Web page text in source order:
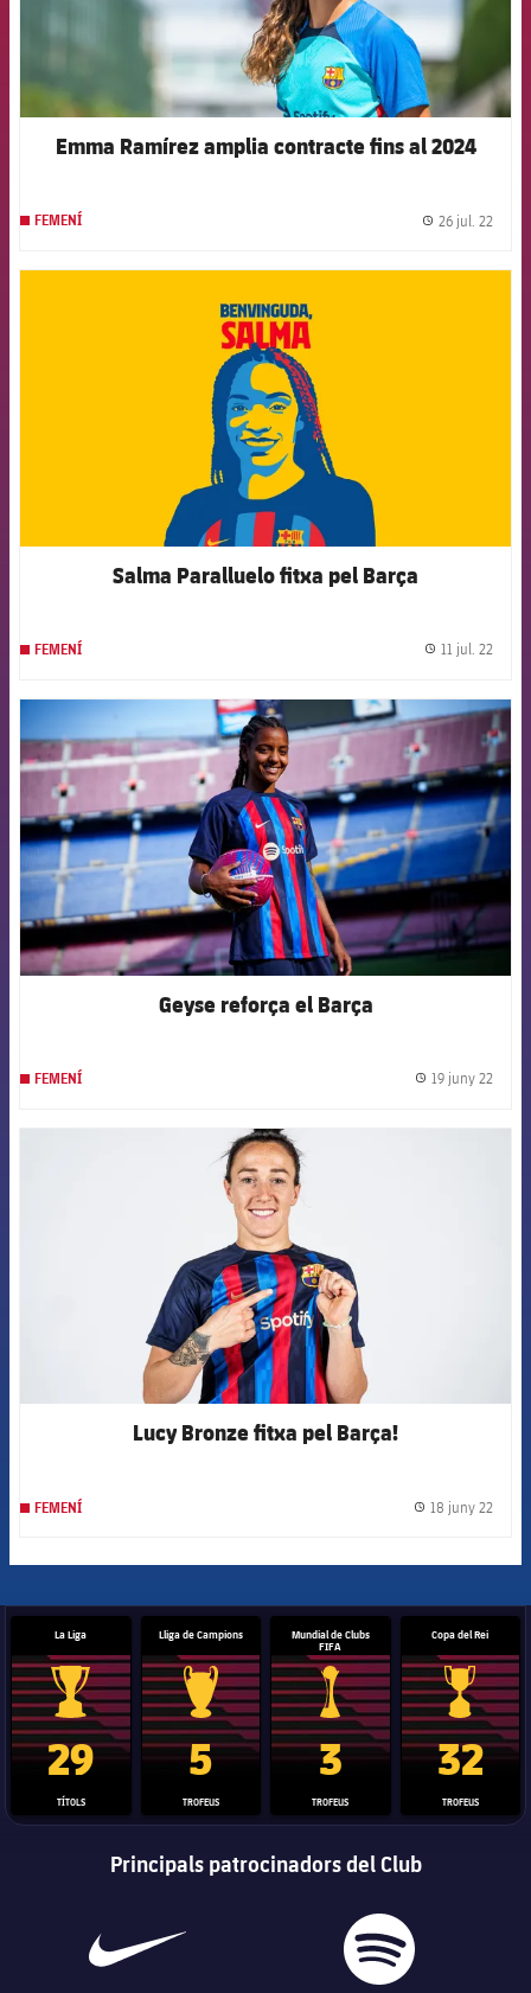
Emma Ramírez amplia contracte fins al 2024
FEMENÍ 26 jul. 22
Salma Paralluelo fitxa pel Barça
FEMENÍ 11 jul. 22
FCB Barcelona badge
Geyse reforça el Barça
FEMENÍ 19 juny 22
FCB Barcelona badge
Lucy Bronze fitxa pel Barça!
FEMENÍ 18 juny 22
La Liga
Trofeu de la Liga
29
TÍTOLS
Lliga de Campions
Trofeu de la Lliga de Campions
5
TROFEUS
Mundial de Clubs
FIFA
Trofeu del Mundial de Clubs
3
TROFEUS
Copa del Rei
Copa del
32
TROFEUS
Principals patrocinadors del Club